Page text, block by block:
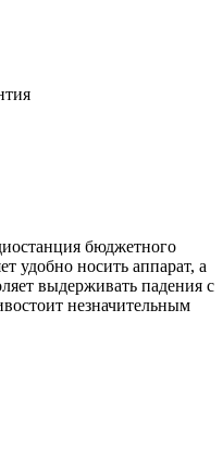
бюджетного
удобно носить аппарат, а
выдерживать падения с
незначительным